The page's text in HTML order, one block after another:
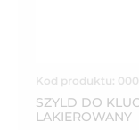
Kod produktu:
SZYLD DO
LAKIEROWANY